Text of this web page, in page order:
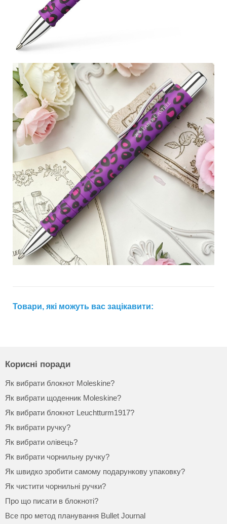
Товари, які можуть вас зацікавити:
Корисні поради
Як вибрати блокнот Moleskine?
Як вибрати щоденник Moleskine?
Як вибрати блокнот Leuchtturm1917?
Як вибрати ручку?
Як вибрати олівець?
Як вибрати чорнильну ручку?
Як швидко зробити самому подарункову упаковку?
Як чистити чорнильні ручки?
Про що писати в блокноті?
Все про метод планування Bullet Journal